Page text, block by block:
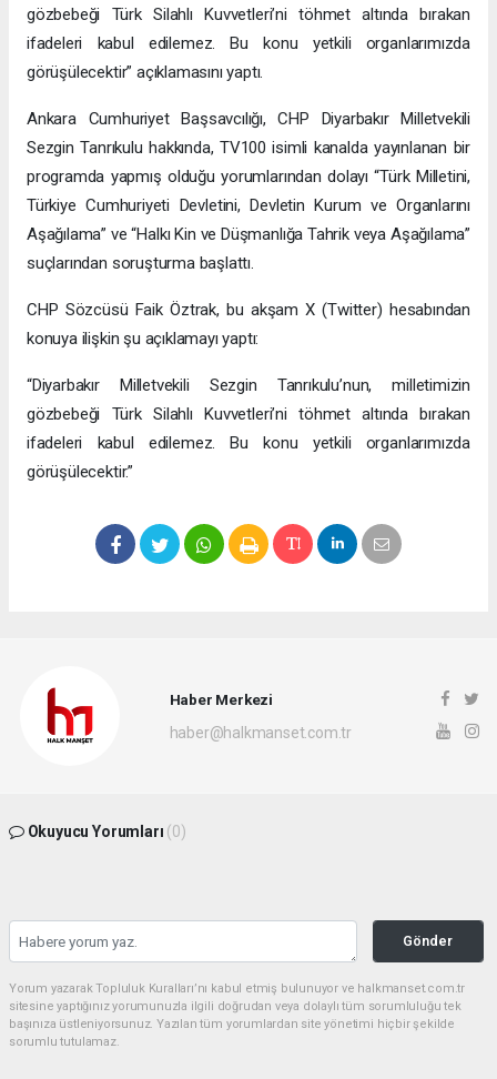
gözbebeği Türk Silahlı Kuvvetleri’ni töhmet altında bırakan
ifadeleri kabul edilemez. Bu konu yetkili organlarımızda
görüşülecektir” açıklamasını yaptı.
Ankara Cumhuriyet Başsavcılığı, CHP Diyarbakır Milletvekili
Sezgin Tanrıkulu hakkında, TV100 isimli kanalda yayınlanan bir
programda yapmış olduğu yorumlarından dolayı “Türk Milletini,
Türkiye Cumhuriyeti Devletini, Devletin Kurum ve Organlarını
Aşağılama” ve “Halkı Kin ve Düşmanlığa Tahrik veya Aşağılama”
suçlarından soruşturma başlattı.
CHP Sözcüsü Faik Öztrak, bu akşam X (Twitter) hesabından
konuya ilişkin şu açıklamayı yaptı:
“Diyarbakır Milletvekili Sezgin Tanrıkulu’nun, milletimizin
gözbebeği Türk Silahlı Kuvvetleri’ni töhmet altında bırakan
ifadeleri kabul edilemez. Bu konu yetkili organlarımızda
görüşülecektir.”
Haber Merkezi
haber@halkmanset.com.tr
Okuyucu Yorumları (0)
Gönder
Yorum yazarak Topluluk Kuralları’nı kabul etmiş bulunuyor ve halkmanset.com.tr
sitesine yaptığınız yorumunuzla ilgili doğrudan veya dolaylı tüm sorumluluğu tek
başınıza üstleniyorsunuz. Yazılan tüm yorumlardan site yönetimi hiçbir şekilde
sorumlu tutulamaz.